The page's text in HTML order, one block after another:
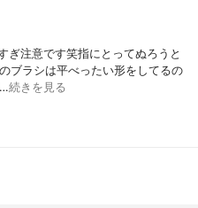
ぎ注意です笑指にとってぬろうと
ブラシは平べったい形をしてるの
続きを見る